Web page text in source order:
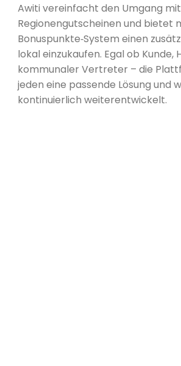
Awiti vereinfacht den Umgang mit
Regionengutscheinen und bietet
Bonuspunkte‑System einen
lokal einzukaufen. Egal ob Kunde,
kommunaler Vertreter – die
jeden eine passende Lösung und
kontinuierlich weiterentwickelt.